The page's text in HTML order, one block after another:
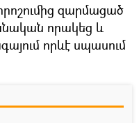
զարմացած
որակեց և
որևէ սպասում